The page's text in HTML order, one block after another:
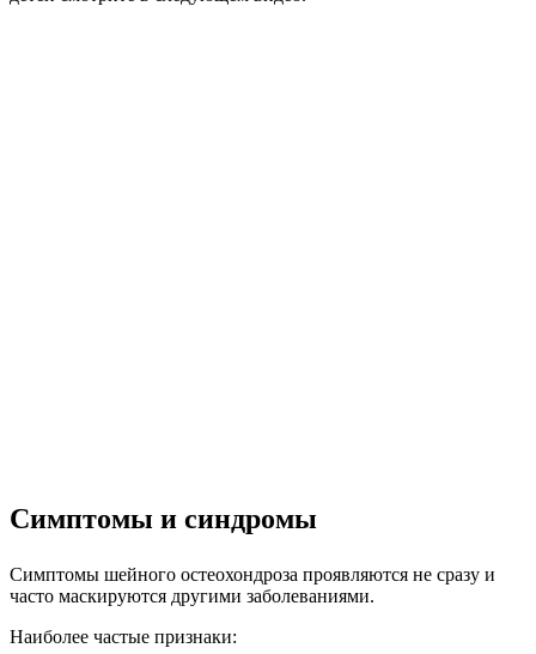
Симптомы и синдромы
Симптомы шейного остеохондроза проявляются не сразу и
часто маскируются другими заболеваниями.
Наиболее частые признаки: